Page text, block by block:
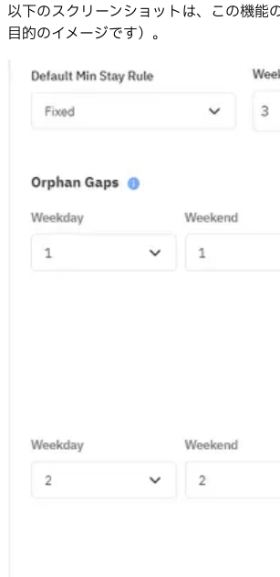
以下のスクリーンショットは、この機能
目的のイメージです）。